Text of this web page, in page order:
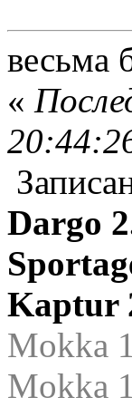
весьма
«
Dargo
Kaptur
Mokka
Mokka